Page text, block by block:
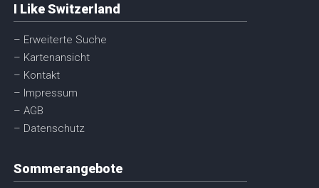
I Like Switzerland
– Erweiterte Suche
– Kartenansicht
– Kontakt
– Impressum
– AGB
– Datenschutz
Sommerangebote